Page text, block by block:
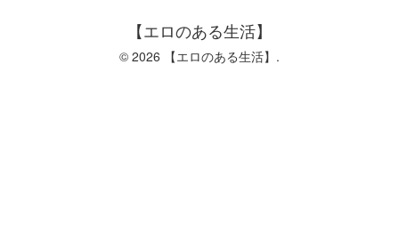
【エロのある生活】
© 2026 【エロのある生活】.